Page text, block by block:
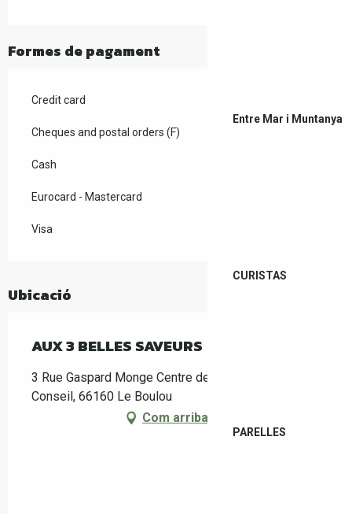
Entre Mar i Muntanya
CURISTAS
PARELLES
Formes de pagament
Credit card
Cheques and postal orders (F)
Cash
Eurocard - Mastercard
Visa
Ubicació
AUX 3 BELLES SAVEURS
3 Rue Gaspard Monge Centre de formation 3B
Conseil, 66160 Le Boulou
Com arribar-hi